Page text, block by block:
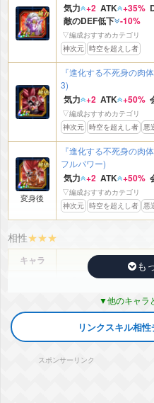
気力 +2 ATK +35%
敵のDEF低下 -10%
▽編成おすすめカテゴリ
神次元 時空を超えし者
『進化する不死身の肉
3)
気力 +2 ATK +50%
▽編成おすすめカテゴリ
神次元 時空を超えし者 悪
変身後
『進化する不死身の肉
フルパワー)
気力 +2 ATK +50%
▽編成おすすめカテゴリ
神次元 時空を超えし者 悪
相性★★★
キャラ
『恐るべき人間0計画
ATK +35%
▽編成おすすめカテゴリ
神次元 ポタラ 未来編 時
他のキャラ
リンクスキル相
スポンサーリンク